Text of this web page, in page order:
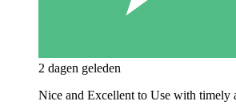
2 dagen geleden
Nice and Excellent to Use with timely